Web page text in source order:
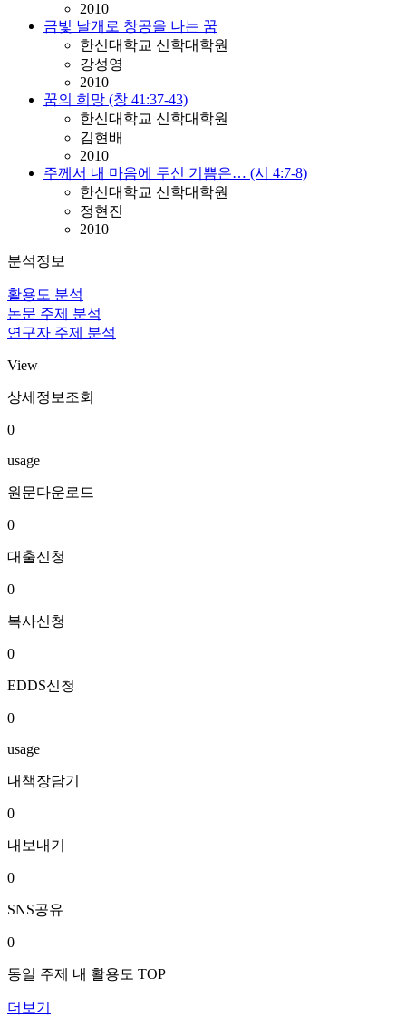
2010
금빛 날개로 창공을 나는 꿈
한신대학교 신학대학원
강성영
2010
꿈의 희망 (창 41:37-43)
한신대학교 신학대학원
김현배
2010
주께서 내 마음에 두신 기쁨은… (시 4:7-8)
한신대학교 신학대학원
정현진
2010
분석정보
활용도 분석
논문 주제 분석
연구자 주제 분석
View
상세정보조회
0
usage
원문다운로드
0
대출신청
0
복사신청
0
EDDS신청
0
usage
내책장담기
0
내보내기
0
SNS공유
0
동일 주제 내 활용도 TOP
더보기